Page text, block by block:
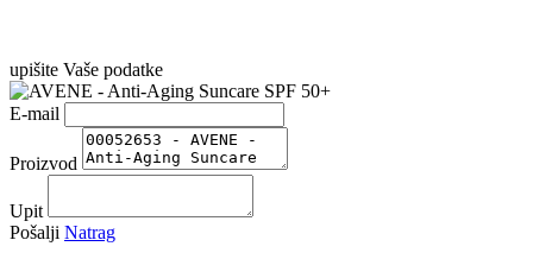
upišite Vaše podatke
E-mail
Proizvod
Upit
Pošalji Natrag